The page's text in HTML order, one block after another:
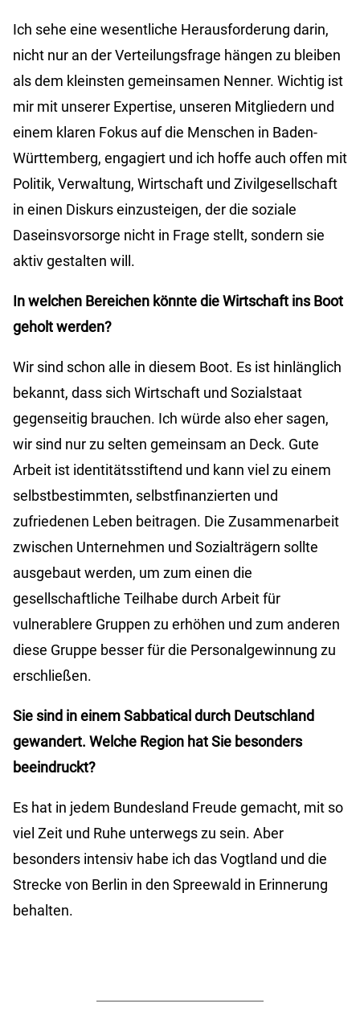
Ich sehe eine wesentliche Herausforderung darin,
nicht nur an der Verteilungsfrage hängen zu bleiben
als dem kleinsten gemeinsamen Nenner. Wichtig ist
mir mit unserer Expertise, unseren Mitgliedern und
einem klaren Fokus auf die Menschen in Baden-
Württemberg, engagiert und ich hoffe auch offen mit
Politik, Verwaltung, Wirtschaft und Zivilgesellschaft
in einen Diskurs einzusteigen, der die soziale
Daseinsvorsorge nicht in Frage stellt, sondern sie
aktiv gestalten will.
In welchen Bereichen könnte die Wirtschaft ins Boot
geholt werden?
Wir sind schon alle in diesem Boot. Es ist hinlänglich
bekannt, dass sich Wirtschaft und Sozialstaat
gegenseitig brauchen. Ich würde also eher sagen,
wir sind nur zu selten gemeinsam an Deck. Gute
Arbeit ist identitätsstiftend und kann viel zu einem
selbstbestimmten, selbstfinanzierten und
zufriedenen Leben beitragen. Die Zusammenarbeit
zwischen Unternehmen und Sozialträgern sollte
ausgebaut werden, um zum einen die
gesellschaftliche Teilhabe durch Arbeit für
vulnerablere Gruppen zu erhöhen und zum anderen
diese Gruppe besser für die Personalgewinnung zu
erschließen.
Sie sind in einem Sabbatical durch Deutschland
gewandert. Welche Region hat Sie besonders
beeindruckt?
Es hat in jedem Bundesland Freude gemacht, mit so
viel Zeit und Ruhe unterwegs zu sein. Aber
besonders intensiv habe ich das Vogtland und die
Strecke von Berlin in den Spreewald in Erinnerung
behalten.